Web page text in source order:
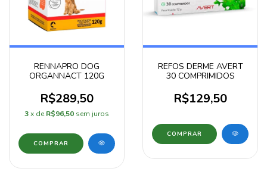
RENNAPRO DOG
ORGANNACT 120G
R$289,50
3x de R$96,50 sem juros
REFOS DERME AVERT
30 COMPRIMIDOS
R$129,50